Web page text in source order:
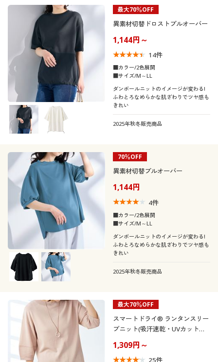
キッチン・雑貨・日用品
家具・収納
寝具・ベッド
カーテン・ラグ・ファブリック
美容・健康通販すべて
美容・健康・サプリメント
制服・スクール
制服・スクールすべて
制服・学生服
ジュニア・ティーンズ下着
大きいサイズ
大きいサイズ通販すべて
大きいサイズ レディース服
大きいサイズ レディース下着
大きいサイズ メンズ
大きいサイズ 事務・制服
バーゲン
バーゲンセール
シークレットセール
詳細検索
商品カテゴリ一覧
カタログ・チラシからのご注文
デジタルカタログ
カタログ無料プレゼント
会員メニュー
マイページ
閲覧履歴
お気に入り
サポート
口コミ
(5)
(4〜4.9)
(3〜3.9)
レディースサ
イズ
S M
靴・靴下サイ
22 23.5 24 24.5
25
最大70％OFF
異素材切替ドロストプルオーバー
1,144円～
14件
■カラー/2色展開
■サイズ/M～LL
ダンボールニットのイメージが変わる!
ふわとろなめらかな肌ざわりでツヤ感も
きれい
2025年秋冬販売商品
70％OFF
異素材切替プルオーバー
1,144円
4件
■カラー/2色展開
■サイズ/M～LL
ダンボールニットのイメージが変わる!
ふわとろなめらかな肌ざわりでツヤ感も
きれい
2025年秋冬販売商品
最大70％OFF
スマートドライ® ランタンスリー
ブニット(吸汗速乾・UVカット・
1,309円～